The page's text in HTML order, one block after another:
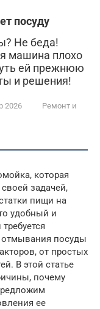
посуду
Не беда!
машина плохо
ей прежнюю
и решения!
2026
Ремонт и
которая
задачей,
пищи на
удобный и
отмывания посуды
от простых
В этой статье
почему
ее